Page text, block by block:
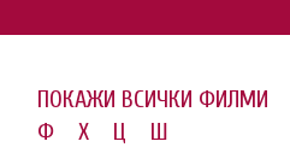
ПОКАЖИ ВСИЧКИ ФИЛМИ
Ф
Х Ц Ш